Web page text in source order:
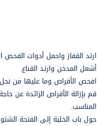
ارتد القفاز واحمل أدوات
أشعل المدخن وارتد القناع.
افحص الأقراص وما عليها من
قم بإزالة الأقراص الزائدة عن
المناسب.
حول باب الخلية إلى الفتحة